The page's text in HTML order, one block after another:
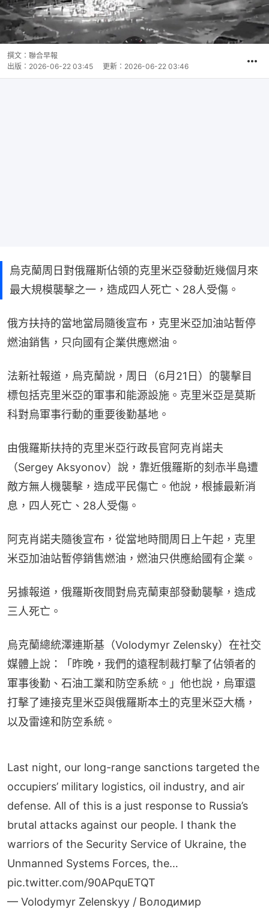
撰文： 聯合早報
出版： 2026-06-22 03:45 更新： 2026-06-22 03:46
烏克蘭周日對俄羅斯佔領的克里米亞發動近幾個月來
最大規模襲擊之一，造成四人死亡、28人受傷。
俄方扶持的當地當局隨後宣布，克里米亞加油站暫停
燃油銷售，只向國有企業供應燃油。
法新社報道，烏克蘭說，周日（6月21日）的襲擊目
標包括克里米亞的軍事和能源設施。克里米亞是莫斯
科對烏軍事行動的重要後勤基地。
由俄羅斯扶持的克里米亞行政長官阿克肖諾夫
（Sergey Aksyonov）說，靠近俄羅斯的刻赤半島遭
敵方無人機襲擊，造成平民傷亡。他說，根據最新消
息，四人死亡、28人受傷。
阿克肖諾夫隨後宣布，從當地時間周日上午起，克里
米亞加油站暫停銷售燃油，燃油只供應給國有企業。
另據報道，俄羅斯夜間對烏克蘭東部發動襲擊，造成
三人死亡。
烏克蘭總統澤連斯基（Volodymyr Zelensky）在社交
媒體上說：「昨晚，我們的遠程制裁打擊了佔領者的
軍事後勤、石油工業和防空系統。」他也說，烏軍還
打擊了連接克里米亞與俄羅斯本土的克里米亞大橋，
以及雷達和防空系統。
Last night, our long-range sanctions targeted the
occupiers’ military logistics, oil industry, and air
defense. All of this is a just response to Russia’s
brutal attacks against our people. I thank the
warriors of the Security Service of Ukraine, the
Unmanned Systems Forces, the…
pic.twitter.com/90APquETQT
— Volodymyr Zelenskyy / Володимир